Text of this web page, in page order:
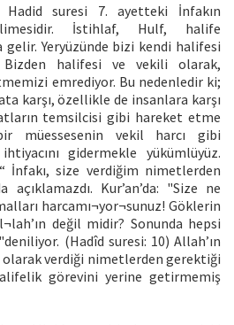
Hadid suresi 7. ayetteki İnfakın
İstihlaf, Hulf, halife
Yeryüzünde bizi kendi halifesi
halifesi ve vekili olarak,
emrediyor. Bu nedenledir ki;
karşı, özellikle de insanlara karşı
temsilcisi gibi hareket etme
müessesenin vekil harcı gibi
gidermekle yükümlüyüz.
İnfakı, size verdiğim nimetlerden
Kur’an’da: "Size ne
harcamı¬yor¬sunuz! Göklerin
değil midir? Sonunda hepsi
(Hadîd suresi: 10) Allah’ın
olarak verdiği nimetlerden gerektiği
görevini yerine getirmemiş